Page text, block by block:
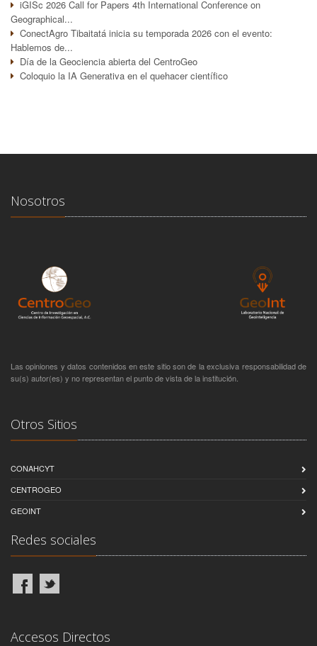
iGISc 2026 Call for Papers 4th International Conference on
Geographical...
ConectAgro Tibaitatá inicia su temporada 2026 con el evento:
Hablemos de...
Día de la Geociencia abierta del CentroGeo
Coloquio la IA Generativa en el quehacer científico
Nosotros
Las opiniones y datos contenidos en este sitio son de la exclusiva responsabilidad de
su(s) autor(es) y no representan el punto de vista de la institución.
Otros Sitios
CONAHCYT
CENTROGEO
GEOINT
Redes sociales
Accesos Directos